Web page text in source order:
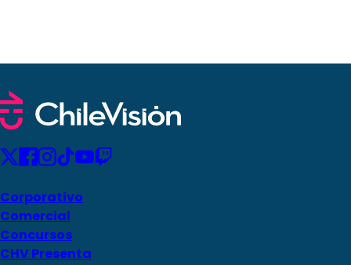
Corporativo
Comercial
Concursos
CHV Presenta